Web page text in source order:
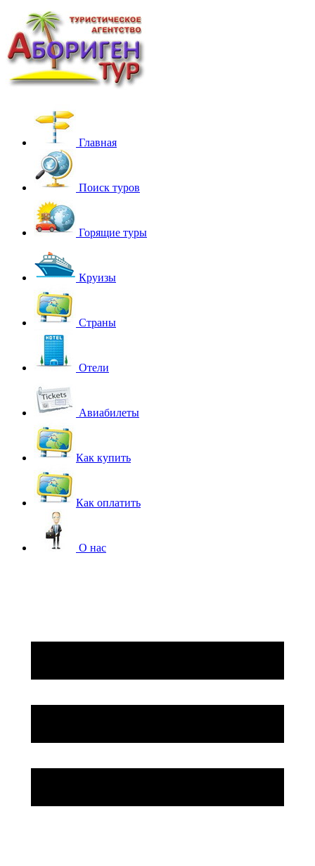
Главная
Поиск туров
Горящие туры
Круизы
Страны
Отели
Авиабилеты
Как купить
Как оплатить
О нас